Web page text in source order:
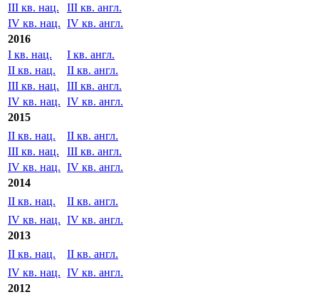
III кв. нац.
III кв. англ.
IV кв. нац. IV кв. англ.
2016
I кв. нац.
I кв. англ.
II кв. нац.
II кв. англ.
III кв. нац.
III кв. англ.
IV кв. нац. IV кв. англ.
2015
II кв. нац.
II кв. англ.
III кв. нац.
III кв. англ.
IV кв. нац. IV кв. англ.
2014
II кв. нац.
II кв. англ.
IV кв. нац. IV кв. англ.
2013
II кв. нац.
II кв. англ.
IV кв. нац. IV кв. англ.
2012